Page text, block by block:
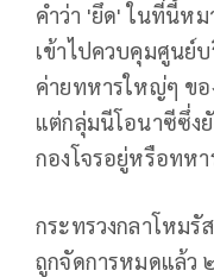
คำว่า 'ยึด' ในที่นี้หม
เข้าไปควบคุมศูนย์บ
ค่ายทหารใหญ่ๆ ขอ
แต่กลุ่มนีโอนาซีซึ่ง
กองโจรอยู่หรือทห
กระทรวงกลาโหมรั
ถูกจัดการหมดแล้ว